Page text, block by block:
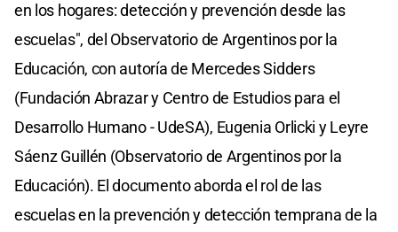
en los hogares: detección y prevención desde las
escuelas", del Observatorio de Argentinos por la
Educación, con autoría de Mercedes Sidders
(Fundación Abrazar y Centro de Estudios para el
Desarrollo Humano - UdeSA), Eugenia Orlicki y Leyre
Sáenz Guillén (Observatorio de Argentinos por la
Educación). El documento aborda el rol de las
escuelas en la prevención y detección temprana de la